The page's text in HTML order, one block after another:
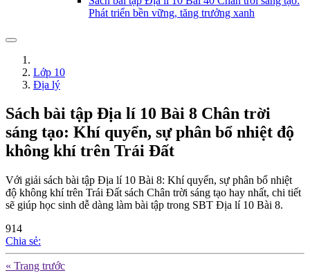
Phát triển bền vững, tăng trưởng xanh
Lớp 10
Địa lý
Sách bài tập Địa lí 10 Bài 8 Chân trời
sáng tạo: Khí quyển, sự phân bổ nhiệt độ
không khí trên Trái Đất
Với giải sách bài tập Địa lí 10 Bài 8: Khí quyển, sự phân bổ nhiệt
độ không khí trên Trái Đất sách Chân trời sáng tạo hay nhất, chi tiết
sẽ giúp học sinh dễ dàng làm bài tập trong SBT Địa lí 10 Bài 8.
914
Chia sẻ:
« Trang trước